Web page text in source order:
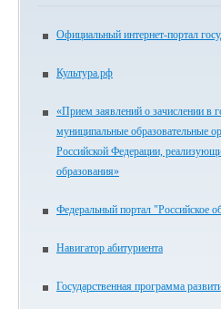
Официальный интернет-портал
Культура.рф
«Прием заявлений о зачислении в
муниципальные образовательные
Российской Федерации,
образования»
Федеральный портал "Российское
Навигатор абитуриента
Государственная программа